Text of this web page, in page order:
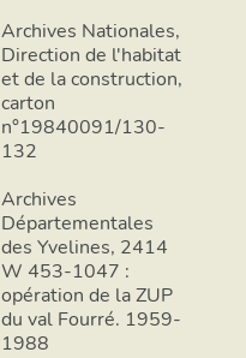
Archives Nationales,
Direction de l'habitat
et de la construction,
carton
n°19840091/130-
132
Archives
Départementales
des Yvelines, 2414
W 453-1047 :
opération de la ZUP
du val Fourré. 1959-
1988